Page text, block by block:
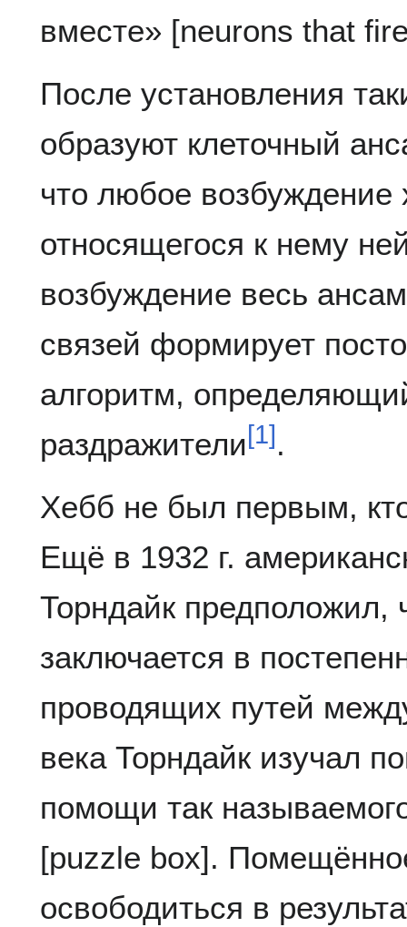
вместе» [neurons that
После установления
образуют клеточный
что любое возбуждение
относящегося к нему
возбуждение весь
связей формирует
алгоритм,
раздражители[1] .
Хебб не был первым,
Ещё в 1932 г.
Торндайк предположил,
заключается в
проводящих путей
века Торндайк изучал
помощи так
[puzzle box].
освободиться в